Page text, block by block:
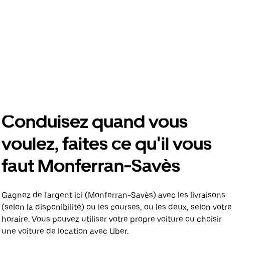
Conduisez quand vous
voulez, faites ce qu'il vous
faut Monferran-Savès
Gagnez de l'argent ici (Monferran-Savès) avec les livraisons
(selon la disponibilité) ou les courses, ou les deux, selon votre
horaire. Vous pouvez utiliser votre propre voiture ou choisir
une voiture de location avec Uber.